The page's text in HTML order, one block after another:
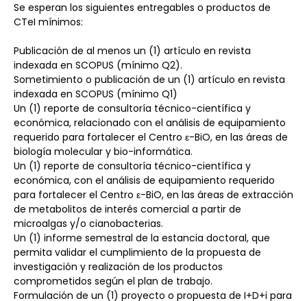
Se esperan los siguientes entregables o productos de
CTeI mínimos:
Publicación de al menos un (1) artículo en revista
indexada en SCOPUS (mínimo Q2).
Sometimiento o publicación de un (1) artículo en revista
indexada en SCOPUS (mínimo Q1)
Un (1) reporte de consultoría técnico-científica y
económica, relacionado con el análisis de equipamiento
requerido para fortalecer el Centro ε-BiO, en las áreas de
biología molecular y bio-informática.
Un (1) reporte de consultoría técnico-científica y
económica, con el análisis de equipamiento requerido
para fortalecer el Centro ε-BiO, en las áreas de extracción
de metabolitos de interés comercial a partir de
microalgas y/o cianobacterias.
Un (1) informe semestral de la estancia doctoral, que
permita validar el cumplimiento de la propuesta de
investigación y realización de los productos
comprometidos según el plan de trabajo.
Formulación de un (1) proyecto o propuesta de I+D+i para